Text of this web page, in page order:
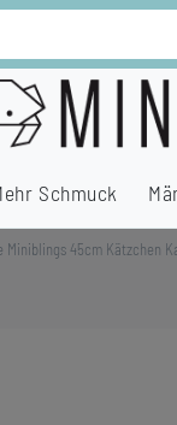
Schmuck
Miniblings 45cm Kätzchen